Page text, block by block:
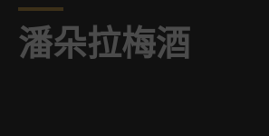
潘朵拉梅酒